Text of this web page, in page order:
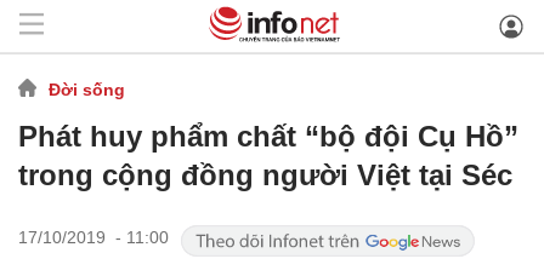
Đời sống
Phát huy phẩm chất “bộ đội Cụ Hồ”
trong cộng đồng người Việt tại Séc
17/10/2019 - 11:00